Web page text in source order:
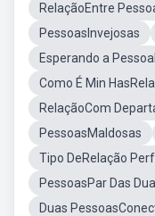
RelaçãoEntre
PessoasInvejosas
Esperando a
Como É Min
RelaçãoCom
PessoasMaldosas
Tipo DeRelação
PessoasPar Das
Duas